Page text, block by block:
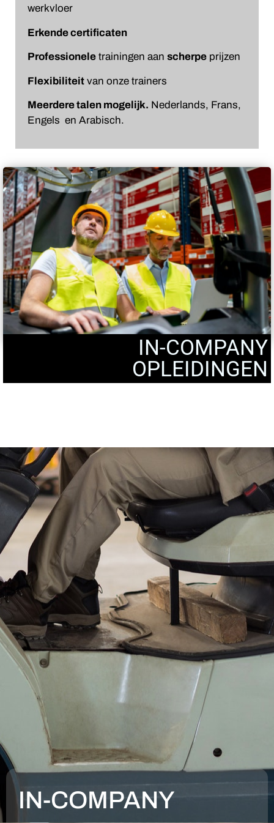
werkvloer
Erkende certificaten
Professionele trainingen aan scherpe prijzen
Flexibiliteit van onze trainers
Meerdere talen mogelijk. Nederlands, Frans,
Engels en Arabisch.
IN-COMPANY
OPLEIDINGEN
IN-COMPANY